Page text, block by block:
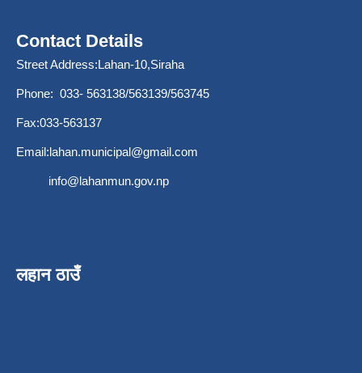
Contact Details
Street Address:Lahan-10,Siraha
Phone: 033- 563138/563139/563745
Fax:033-563137
Email:lahan.municipal@gmail.com
info@lahanmun.gov.np
लहान ठाउँ